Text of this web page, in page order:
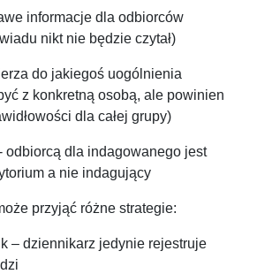
informacje dla odbiorców
nikt nie będzie czytał)
do jakiegoś uogólnienia
z konkretną osobą, ale powinien
dla całej grupy)
odbiorcą dla indagowanego jest
a nie indagujący
przyjąć różne strategie:
– dziennikarz jedynie rejestruje